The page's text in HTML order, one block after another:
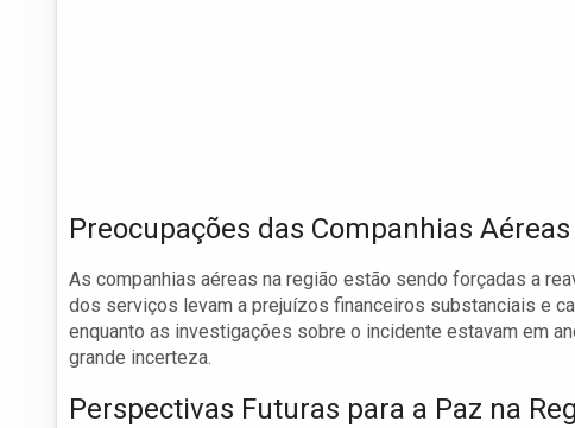
Preocupações das Companhias Aéreas
As companhias aéreas na região estão sendo forçadas a
dos serviços levam a prejuízos financeiros substanciais e
enquanto as investigações sobre o incidente estavam em
grande incerteza.
Perspectivas Futuras para a Paz na